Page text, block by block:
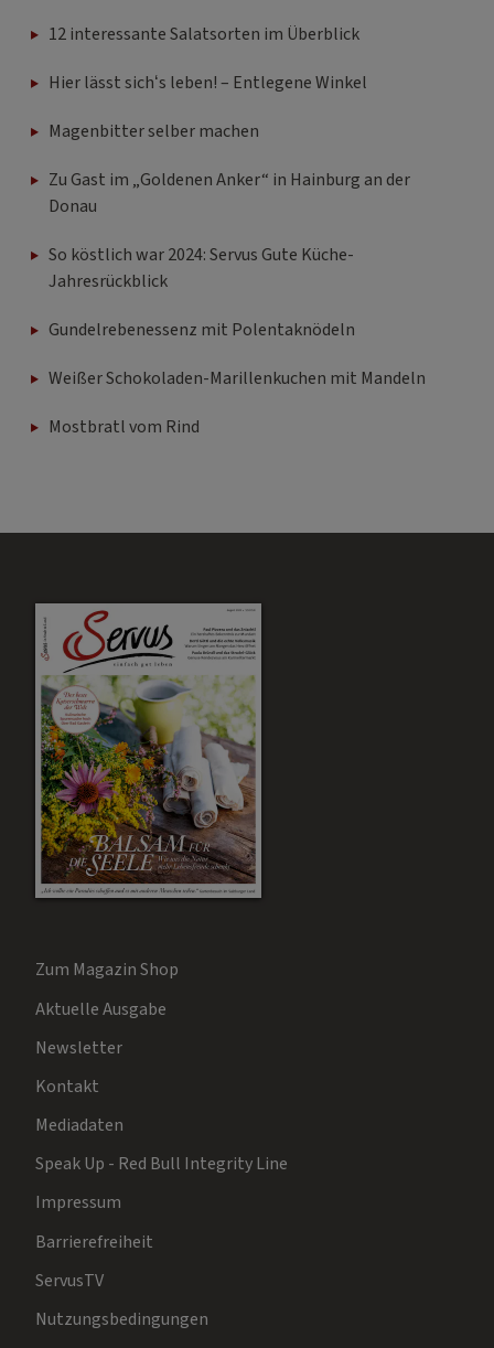
12 interessante Salatsorten im Überblick
Hier lässt sich‘s leben! – Entlegene Winkel
Magenbitter selber machen
Zu Gast im „Goldenen Anker“ in Hainburg an der
Donau
So köstlich war 2024: Servus Gute Küche-
Jahresrückblick
Gundelrebenessenz mit Polentaknödeln
Weißer Schokoladen-Marillenkuchen mit Mandeln
Mostbratl vom Rind
Zum Magazin Shop
Aktuelle Ausgabe
Newsletter
Kontakt
Mediadaten
Speak Up - Red Bull Integrity Line
Impressum
Barrierefreiheit
ServusTV
Nutzungsbedingungen